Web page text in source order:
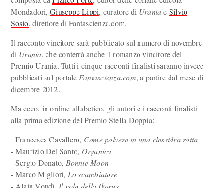
Mondadori,Giuseppe Lippi, curatore di Uraniae Silvio
Sosio, direttore di Fantascienza.com.
Il racconto vincitore sarà pubblicato sul numero di novembre
di Urania, che conterrà anche il romanzo vincitore del
Premio Urania. Tutti i cinque racconti finalisti saranno invece
pubblicati sul portale Fantascienza.com, a partire dal mese di
dicembre 2012.
Ma ecco, in ordine alfabetico, gli autori e i racconti finalisti
alla prima edizione del Premio Stella Doppia:
- Francesca Cavallero, Come polvere in una clessidra rotta
- Maurizio Del Santo, Organica
- Sergio Donato, Bonnie Moon
- Marco Migliori, Lo scambiatore
- Alain Voudì, Il volo della Ikarus